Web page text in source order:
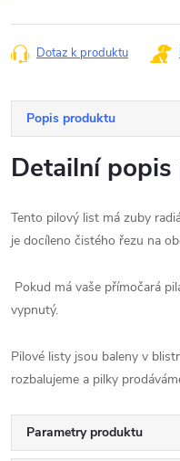
Dotaz k produktu
Popis produktu
Detailní
Tento pilový list má zuby
je docíleno čistého řezu na
Pokud má vaše přímočará
vypnutý.
Pilové listy jsou baleny v
rozbalujeme a pilky
Parametry produktu